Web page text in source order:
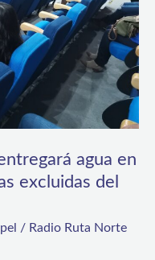
agua en
excluidas del
/ Radio Ruta Norte